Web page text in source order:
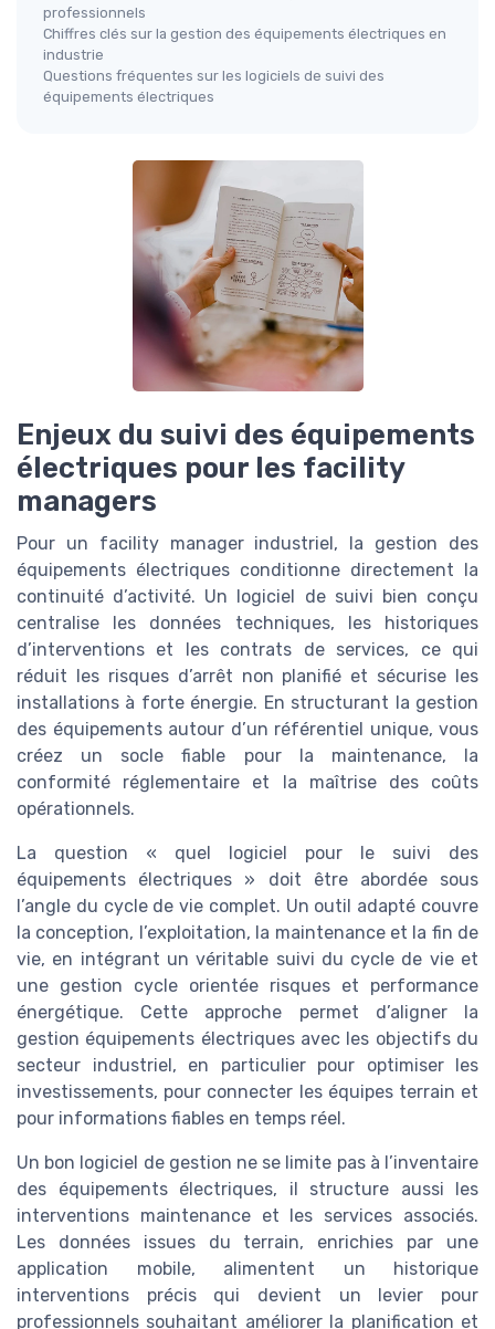
professionnels
Chiffres clés sur la gestion des équipements électriques en
industrie
Questions fréquentes sur les logiciels de suivi des
équipements électriques
Enjeux du suivi des équipements
électriques pour les facility
managers
Pour un facility manager industriel, la gestion des
équipements électriques conditionne directement la
continuité d’activité. Un logiciel de suivi bien conçu
centralise les données techniques, les historiques
d’interventions et les contrats de services, ce qui
réduit les risques d’arrêt non planifié et sécurise les
installations à forte énergie. En structurant la gestion
des équipements autour d’un référentiel unique, vous
créez un socle fiable pour la maintenance, la
conformité réglementaire et la maîtrise des coûts
opérationnels.
La question « quel logiciel pour le suivi des
équipements électriques » doit être abordée sous
l’angle du cycle de vie complet. Un outil adapté couvre
la conception, l’exploitation, la maintenance et la fin de
vie, en intégrant un véritable suivi du cycle de vie et
une gestion cycle orientée risques et performance
énergétique. Cette approche permet d’aligner la
gestion équipements électriques avec les objectifs du
secteur industriel, en particulier pour optimiser les
investissements, pour connecter les équipes terrain et
pour informations fiables en temps réel.
Un bon logiciel de gestion ne se limite pas à l’inventaire
des équipements électriques, il structure aussi les
interventions maintenance et les services associés.
Les données issues du terrain, enrichies par une
application mobile, alimentent un historique
interventions précis qui devient un levier pour
professionnels souhaitant améliorer la planification et